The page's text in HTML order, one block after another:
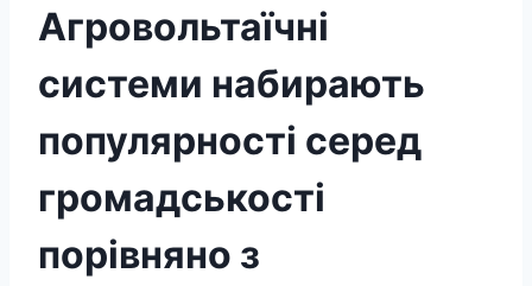
Агровольтаїчні
системи набирають
популярності серед
громадськості
порівняно з